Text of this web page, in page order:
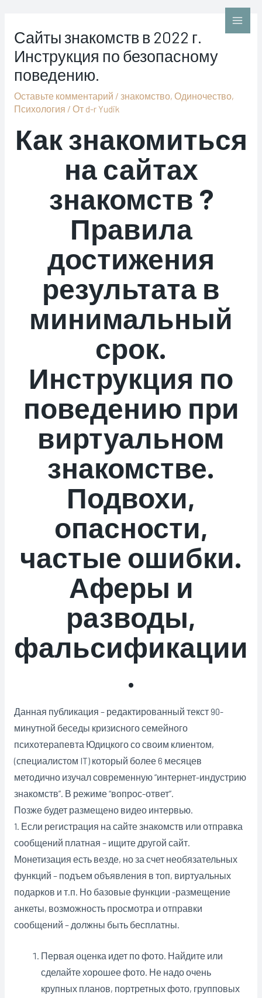
содержимому
Main
Сайты знакомств в 2022 г.
Инструкция по безопасному
поведению.
Оставьте комментарий / знакомство, Одиночество,
Психология / От d-r Yudik
Как знакомиться
на сайтах
знакомств ?
Правила
достижения
результата в
минимальный
срок.
Инструкция по
поведению при
виртуальном
знакомстве.
Подвохи,
опасности,
частые ошибки.
Аферы и
разводы,
фальсификации
.
Данная публикация – редактированный текст 90-
минутной беседы кризисного семейного
психотерапевта Юдицкого со своим клиентом,
(специалистом IT) который более 6 месяцев
методично изучал современную “интернет-индустрию
знакомств”. В режиме “вопрос-ответ”.
Позже будет размещено видео интервью.
1. Если регистрация на сайте знакомств или отправка
сообщений платная – ищите другой сайт.
Монетизация есть везде, но за счет необязательных
функций – подъем объявления в топ, виртуальных
подарков и т.п. Но базовые функции -размещение
анкеты, возможность просмотра и отправки
сообщений – должны быть бесплатны.
Первая оценка идет по фото. Найдите или
сделайте хорошее фото. Не надо очень
крупных планов, портретных фото, групповых